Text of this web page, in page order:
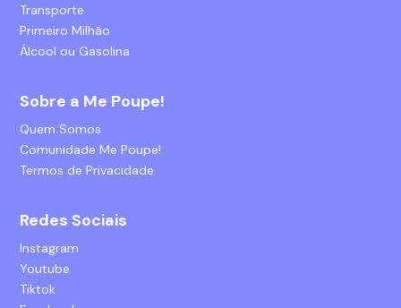
Transporte
Primeiro Milhão
Álcool ou Gasolina
Sobre a Me Poupe!
Quem Somos
Comunidade Me Poupe!
Termos de Privacidade
Redes Sociais
Instagram
Youtube
Tiktok